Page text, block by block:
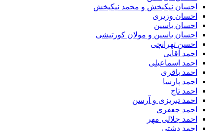
احسان نیکبخش و محمد نیکبخش
احسان وزیری
احسان یاسین
احسان یاسین و مولان کورتیشی
احسن تهرانچی
احمد آقایی
احمد اسماعیلی
احمد باقری
احمد پارسا
احمد تاج
احمد تبریزی و آرسن
احمد جعفری
احمد جلالی مهر
احمد دشتی